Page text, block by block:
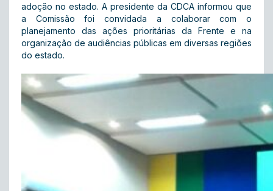
adoção no estado. A presidente da CDCA informou que
a Comissão foi convidada a colaborar com o
planejamento das ações prioritárias da Frente e na
organização de audiências públicas em diversas regiões
do estado.